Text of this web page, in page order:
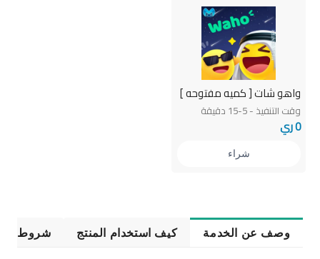
واهو شات [ كميه مفتوحه ]
وقت التنفيذ - 5-15 دقيقة
0 ري
شراء
وصف عن الخدمة كيف استخدام المنتج شروط